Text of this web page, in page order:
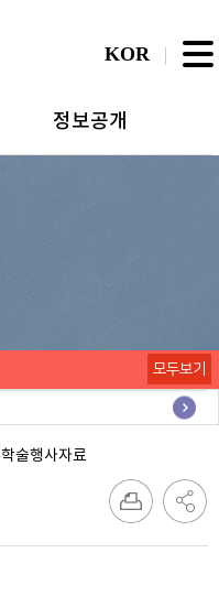
정보공개
KOR
모두보기
학술행사자료